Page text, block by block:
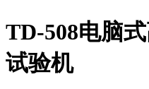
TD-508电脑
试验机